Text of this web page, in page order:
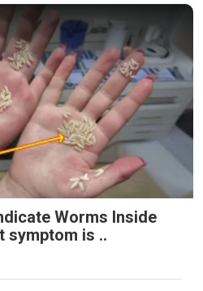
Worms Inside
symptom is ..